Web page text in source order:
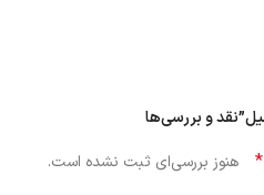
نقد و بررسی‌ها
هنوز بررسی‌ای ثبت نشده است.
*